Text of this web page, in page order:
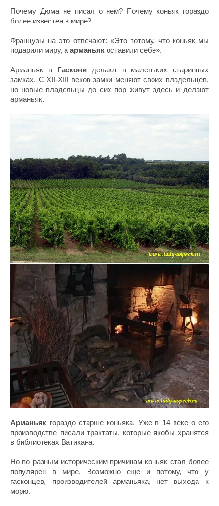
Почему Дюма не писал о нем? Почему коньяк гораздо
более известен в мире?
Французы на это отвечают: «Это потому, что коньяк мы
подарили миру, аарманьяк оставили себе».
Арманьяк в Гаскони делают в маленьких старинных
замках. С XII-XIII веков замки меняют своих владельцев,
но новые владельцы до сих пор живут здесь и делают
арманьяк.
Арманьяк гораздо старше коньяка. Уже в 14 веке о его
производстве писали трактаты, которые якобы хранятся
в библиотеках Ватикана.
Но по разным историческим причинам коньяк стал более
популярен в мире. Возможно еще и потому, что у
гасконцев, производителей арманьяка, нет выхода к
морю.